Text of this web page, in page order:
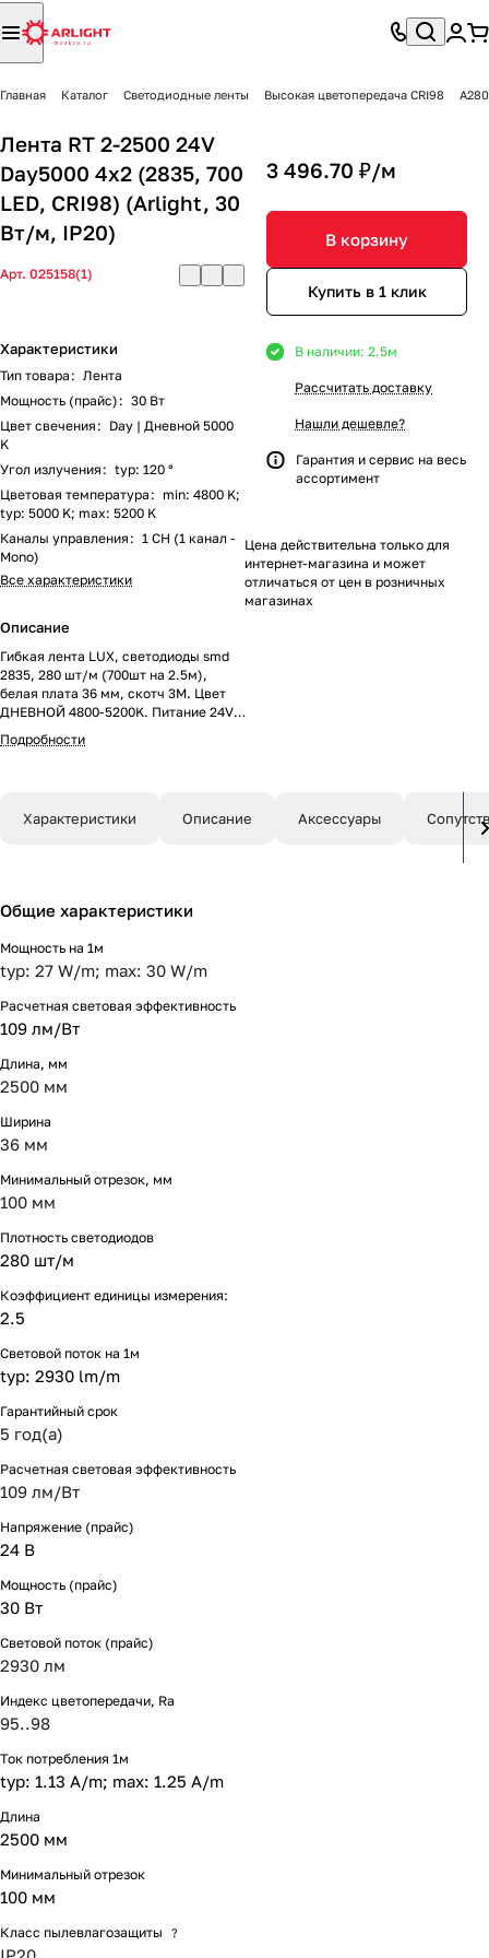
Главная Каталог Светодиодные ленты Высокая цветопередача CRI98
Лента RT 2-2500 24V
Day5000 4x2 (2835, 700
LED, CRI98) (Arlight, 30
Вт/м, IP20)
Арт. 025158(1)
Характеристики
Тип товара : Лента
Мощность (прайс) : 30 Вт
Цвет свечения : Day | Дневной 5000
K
Угол излучения : typ: 120 °
Цветовая температура : min: 4800 K;
typ: 5000 K; max: 5200 K
Каналы управления : 1 CH (1 канал -
Mono)
Все характеристики
Описание
Гибкая лента LUX, светодиоды smd
2835, 280 шт/м (700шт на 2.5м),
белая плата 36 мм, скотч 3М. Цвет
ДНЕВНОЙ 4800-5200K. Питание 24V,
мощность 30 Вт/м (75 Вт на 2.5м),
угол 120°, цветопередача CRI 95..98.
Подробности
3 496.70 ₽/м
В корзину
Купить в 1 клик
В наличии: 2.5м
Рассчитать доставку
Нашли дешевле?
Гарантия и сервис на весь
ассортимент
Цена действительна только для
интернет-магазина и может
отличаться от цен в розничных
магазинах
Характеристики Описание Аксессуары
Общие характеристики
Мощность на 1м
typ: 27 W/m; max: 30 W/m
Расчетная световая эффективность
109 лм/Вт
Длина, мм
2500 мм
Ширина
36 мм
Минимальный отрезок, мм
100 мм
Плотность светодиодов
280 шт/м
Коэффициент единицы измерения:
2.5
Световой поток на 1м
typ: 2930 lm/m
Гарантийный срок
5 год(а)
Расчетная световая эффективность
109 лм/Вт
Напряжение (прайс)
24 В
Мощность (прайс)
30 Вт
Световой поток (прайс)
2930 лм
Индекс цветопередачи, Ra
95..98
Ток потребления 1м
typ: 1.13 A/m; max: 1.25 A/m
Длина
2500 мм
Минимальный отрезок
100 мм
Класс пылевлагозащиты ?